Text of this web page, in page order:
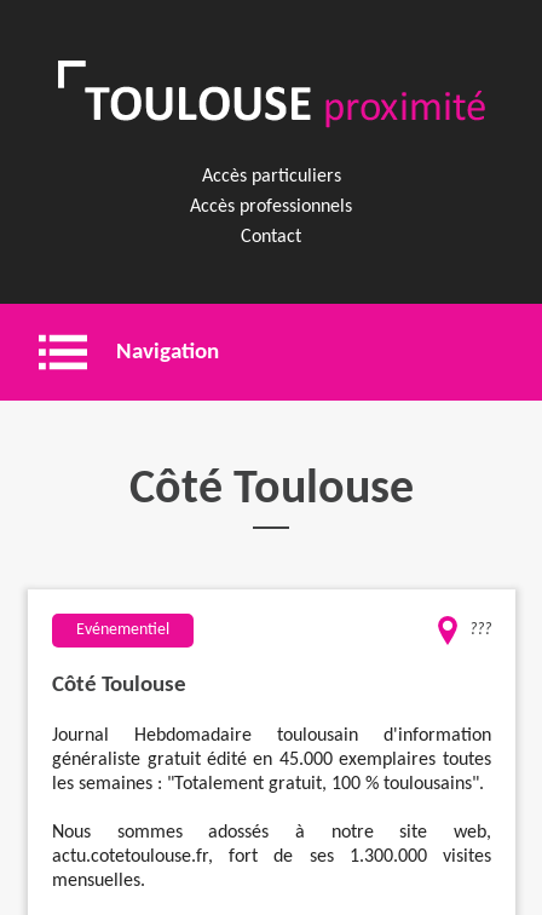
Accès particuliers
Accès professionnels
Contact
Navigation
Travaux
Santé
Côté Toulouse
Evénementiel ???
Côté Toulouse
Journal Hebdomadaire toulousain d'information
généraliste gratuit édité en 45.000 exemplaires toutes
les semaines : "Totalement gratuit, 100 % toulousains".
Nous sommes adossés à notre site web,
actu.cotetoulouse.fr, fort de ses 1.300.000 visites
mensuelles.